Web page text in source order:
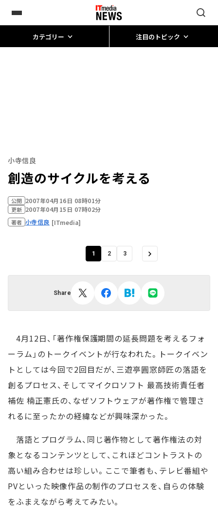
カテゴリー 注目のトピック
小寺信良
創造のサイクルを考える
公開 2007年04月16日 08時01分
更新 2007年04月15日 07時02分
著者 小寺信良 [ITmedia]
1 2 3
Share
4月12日、「著作権保護期間の延長問題を考えるフォ
ーラム」のトークイベントが行なわれた。トークイベン
トとしては今回で2回目だが、三遊亭圓窓師匠の落語を
創るプロセス、そしてマイクロソフト 最高技術責任者
補佐 楠正憲氏の、なぜソフトウェアが著作権で管理さ
れるに至ったかの経緯などが興味深かった。
落語とプログラム、同じ著作物として著作権法の対
象となるコンテンツとして、これほどコントラストの
高い組み合わせは珍しい。ここで筆者も、テレビ番組や
PVといった映像作品の制作のプロセスを、自らの体験
をふまえながら考えてみたい。